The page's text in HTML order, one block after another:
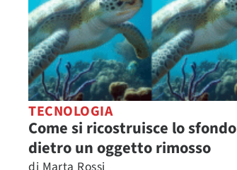
TECNOLOGIA
Come si ricostruisce lo sfondo
dietro un oggetto rimosso